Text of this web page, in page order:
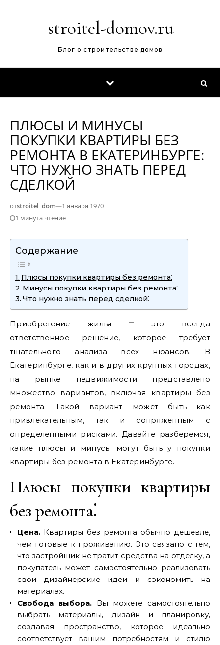
stroitel-domov.ru
Блог о строительстве домов
ПЛЮСЫ И МИНУСЫ
ПОКУПКИ КВАРТИРЫ БЕЗ
РЕМОНТА В ЕКАТЕРИНБУРГЕ:
ЧТО НУЖНО ЗНАТЬ ПЕРЕД
СДЕЛКОЙ
отstroitel_dom—1 января 1970
1 минута чтение
Содержание
Плюсы покупки квартиры без ремонта⁚
Минусы покупки квартиры без ремонта⁚
Что нужно знать перед сделкой⁚
Приобретение жилья ⎻ это всегда
ответственное решение‚ которое требует
тщательного анализа всех нюансов. В
Екатеринбурге‚ как и в других крупных городах‚
на рынке недвижимости представлено
множество вариантов‚ включая квартиры без
ремонта. Такой вариант может быть как
привлекательным‚ так и сопряженным с
определенными рисками. Давайте разберемся‚
какие плюсы и минусы могут быть у покупки
квартиры без ремонта в Екатеринбурге.
Плюсы покупки квартиры
без ремонта⁚
Цена. Квартиры без ремонта обычно дешевле‚
чем готовые к проживанию. Это связано с тем‚
что застройщик не тратит средства на отделку‚ а
покупатель может самостоятельно реализовать
свои дизайнерские идеи и сэкономить на
материалах.
Свобода выбора. Вы можете самостоятельно
выбрать материалы‚ дизайн и планировку‚
создавая пространство‚ которое идеально
соответствует вашим потребностям и стилю